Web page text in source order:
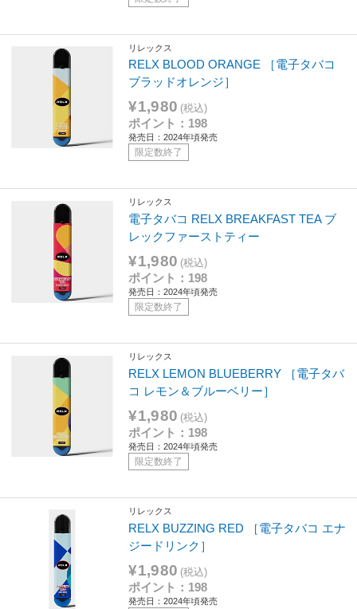
リレックス
RELX BLOOD ORANGE ［電子タバコ
ブラッドオレンジ］
¥1,980 (税込)
ポイント：198
発売日：2024年頃発売
限定数終了
リレックス
電子タバコ RELX BREAKFAST TEA ブ
レックファーストティー
¥1,980 (税込)
ポイント：198
発売日：2024年頃発売
限定数終了
リレックス
RELX LEMON BLUEBERRY ［電子タバ
コ レモン＆ブルーベリー］
¥1,980 (税込)
ポイント：198
発売日：2024年頃発売
限定数終了
リレックス
RELX BUZZING RED ［電子タバコ エナ
ジードリンク］
¥1,980 (税込)
ポイント：198
発売日：2024年頃発売